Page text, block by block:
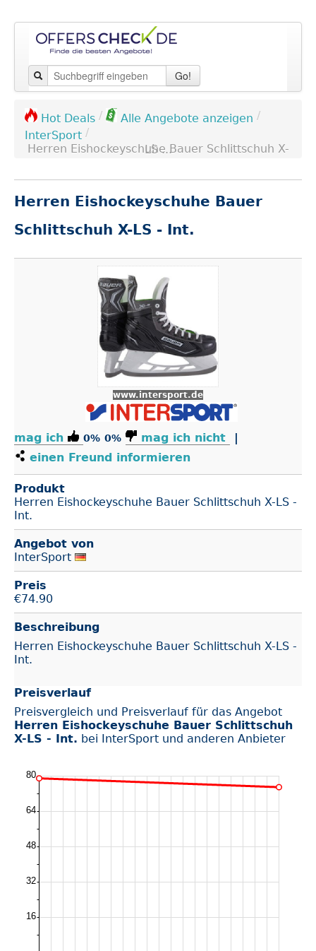
Go!
Hot Deals / Alle Angebote anzeigen /
InterSport /
Herren Eishockeyschuhe Bauer Schlittschuh X-LS ...
Herren Eishockeyschuhe Bauer
Schlittschuh X-LS - Int.
www.intersport.de
mag ich 0% 0% mag ich nicht
|
einen Freund informieren
Produkt
Herren Eishockeyschuhe Bauer Schlittschuh X-LS -
Int.
Angebot von
InterSport
Preis
€74.90
Beschreibung
Herren Eishockeyschuhe Bauer Schlittschuh X-LS -
Int.
Preisverlauf
Preisvergleich und Preisverlauf für das Angebot
Herren Eishockeyschuhe Bauer Schlittschuh
X-LS - Int. bei InterSport und anderen Anbieter